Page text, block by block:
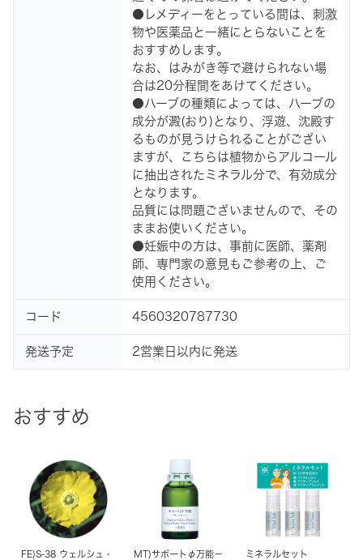
おすすめ
FE)S-38 ウェルシュ・
MT)サポートφ万能－
ミネラルセット
●レメディーをとっている間は、刺激
物や医薬品と一緒にとらないことを
おすすめします。
なお、はみがき等で避けられない場
合は20分程間をあけてください。
●ハーブの種類によっては、ハーブの
成分が澱(おり)となり、浮遊、沈殿す
るものが見うけられることがござい
ますが、こちらは植物からアルコール
に抽出されたミネラル分で、有効成分
となります。
品質には問題ございませんので、その
ままお使いください。
●妊娠中の方は、事前に医師、薬剤
師、専門家の意見もご参考の上、ご
使用ください。
コード 4560320787730
発送予定 2営業日以内に発送